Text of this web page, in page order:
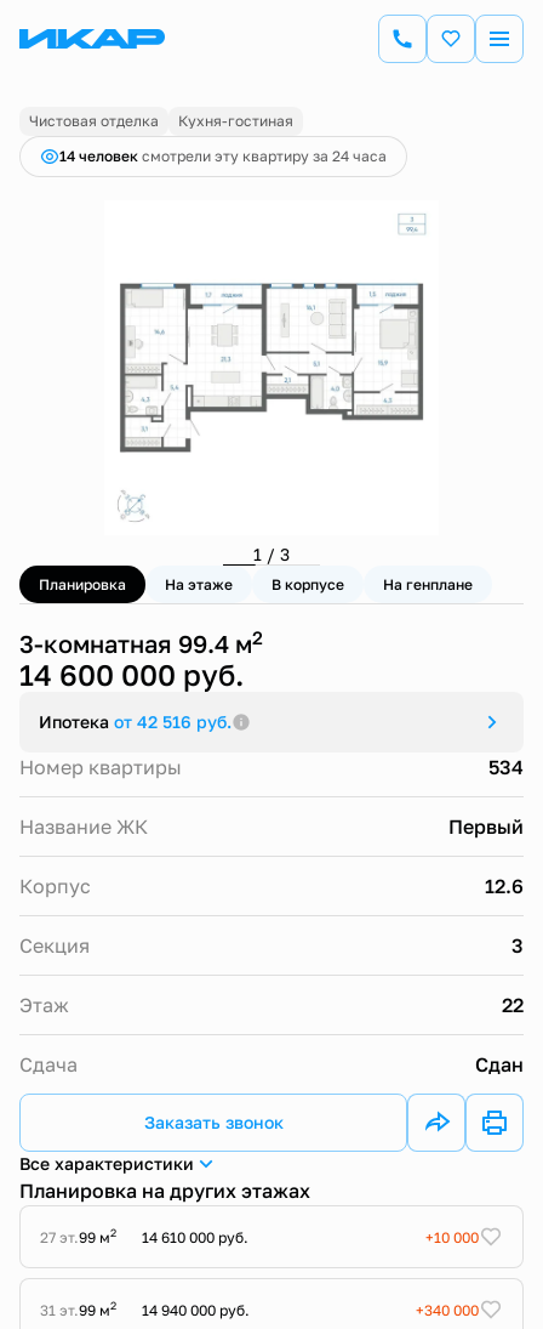
3-комнатная99.4 м 14 600 000 руб.
Ипотекаот 42 516 руб.
Чистовая отделка
Кухня-гостиная
14 человек смотрели эту квартиру за 24 часа
1 / 3
Планировка На этаже В корпусе На генплане
3-комнатная 99.4 м2
14 600 000 руб.
Ипотека от 42 516 руб.
Номер квартиры 534
Название ЖК Первый
Корпус 12.6
Секция 3
Этаж 22
Сдача Сдан
Заказать звонок
Все характеристики
Планировка на других этажах
27 эт.99 м2 14 610 000 руб. +10 000
31 эт.99 м2 14 940 000 руб. +340 000